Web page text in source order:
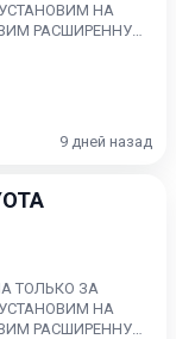
НА
РАСШИРЕННУЮ
без пробега по...
9 дней назад
ТОЛЬКО ЗА
НА
РАСШИРЕННУЮ